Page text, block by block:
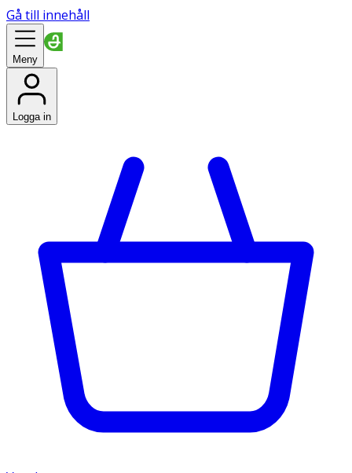
Gå till innehåll
Meny
Logga in